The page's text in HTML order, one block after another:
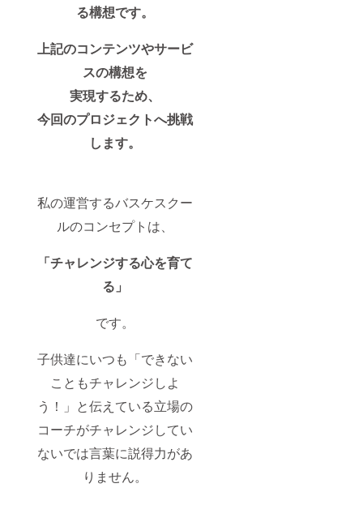
る構想です。
上記のコンテンツやサービ
スの構想を
実現するため、
今回のプロジェクトへ挑戦
します。
私の運営するバスケスクー
ルのコンセプトは、
「チャレンジする心を育て
る」
です。
子供達にいつも「できない
こともチャレンジしよ
う！」と伝えている立場の
コーチがチャレンジしてい
ないでは言葉に説得力があ
りません。